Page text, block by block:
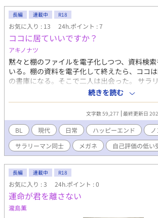
長編 連載中 R18
お気に入り : 13 24h.ポイント : 7
ココに居ていいですか？
アキノナツ
黙々と棚のファイルを電子化しつつ、資料検
いる。棚の資料を電子化して終えたら、ココ
の書庫になる。そこで二人は出会った。 サラ
話。ノンケ同士のゆる〜いBLです。 BLになる
いつもの思いつきです。お仕事の設定もゆる
R18のはタイトル後ろに ※ を付けますので
さい。
続きを読む
文字数 59,277 最終更新日
BL 現代 日常 ハッピーエンド
サラリーマン同士
メガネ 自己評価の低い
長編 連載中 R18
お気に入り : 3 24h.ポイント : 0
運命が君を離さない
瀧島薫